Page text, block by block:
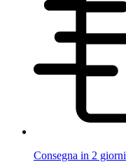
Consegna in 2 giorni